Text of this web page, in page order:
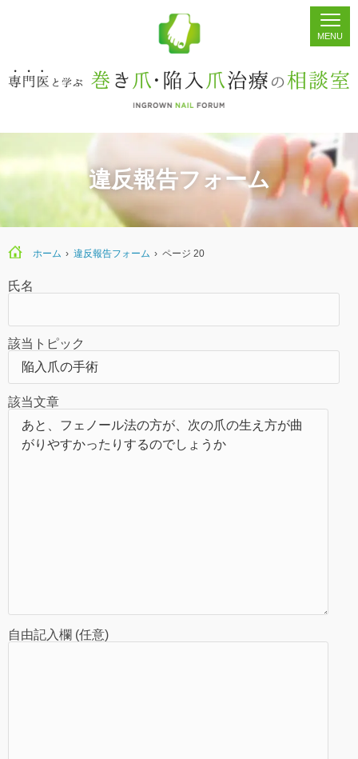
シェア 掲示板 検索
違反報告フォーム
ホーム › 違反報告フォーム › ページ 20
氏名
該当トピック
該当文章
自由記入欄 (任意)